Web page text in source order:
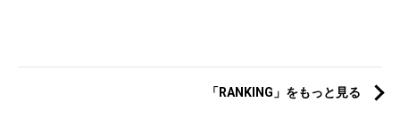
「RANKING」をもっと見る